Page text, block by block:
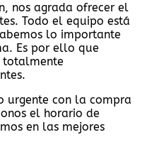
nos agrada ofrecer el
Todo el equipo está
lo importante
Es por ello que
totalmente
urgente con la compra
el horario de
en las mejores